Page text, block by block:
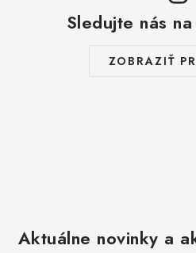
Sledujte nás
ZOBRAZIŤ
Aktuálne novinky a